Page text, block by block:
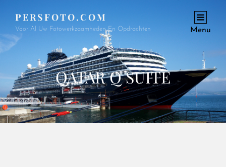
PERSFOTO.COM
Voor Al Uw Fotowerkzaamheden En Opdrachten Menu
QATAR Q SUITE